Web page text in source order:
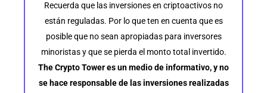
Recuerda que las inversiones en criptoactivos no
están reguladas. Por lo que ten en cuenta que es
posible que no sean apropiadas para inversores
minoristas y que se pierda el monto total invertido.
The Crypto Tower es un medio de informativo, y no
se hace responsable de las inversiones realizadas